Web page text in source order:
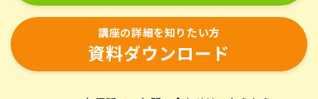
講座の詳細を知りたい方
資料ダウンロード